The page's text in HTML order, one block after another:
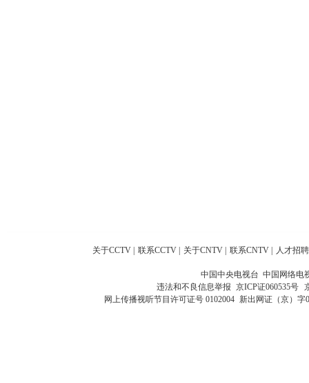
关于CCTV 联系CCTV 关于CNTV 联系CNTV 人才招聘
中国中央电视台 中国网络电
违法和不良信息举报 京ICP证060535号
网上传播视听节目许可证号 0102004 新出网证（京）